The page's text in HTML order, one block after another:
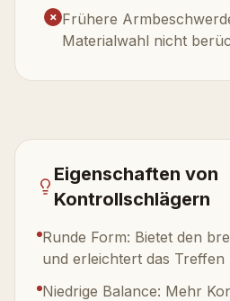
✗ Frühere
Materialwahl nicht
Eigenschaften von
Kontrollschlägern
Runde Form: Bietet den
und erleichtert das Treffen
Niedrige Balance: Mehr